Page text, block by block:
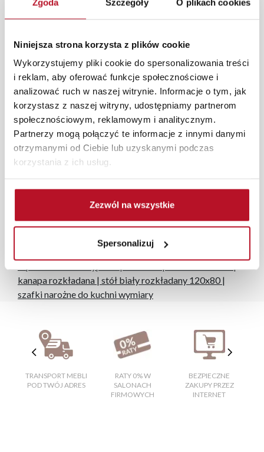
Zgoda Szczegóły O plikach cookies
Niniejsza strona korzysta z plików cookie
Wykorzystujemy pliki cookie do spersonalizowania treści
i reklam, aby oferować funkcje społecznościowe i
analizować ruch w naszej witrynie. Informacje o tym, jak
korzystasz z naszej witryny, udostępniamy partnerom
społecznościowym, reklamowym i analitycznym.
Partnerzy mogą połączyć te informacje z innymi danymi
otrzymanymi od Ciebie lub uzyskanymi podczas
korzystania z ich usług.
Zezwól na wszystkie
Spersonalizuj
świetnie komponuje się zarówno w codziennym
użytkowaniu, jak i podczas wyjątkowych okazji.
Każde zmówienie złożone w sklepie stacjonarnym
dostarczymy do 3 dni roboczych na terenie całej Polski.
W przypadku zamówień internetowych czas dostawy
wynosi do 5 dni roboczych, również na terenie całego
kraju. Wszystkie zamówienia powyżej 1000 zł
dostarczamy gratis niezależnie od miejsca złożenia
zamówienia.
Zdjęcia produktów mają charakter poglądowy.
monitora, rodzaju wyświetlacza i oświetlenia.
Popularne wyszukiwania:
duże szafy z lustrem
szafa przesuwna z lustrem na wymiar
kanapa rozkładana | stół biały rozkładany 120x80|
szafki narożne do kuchni wymiary
TRANSPORT MEBLI
POD TWÓJ ADRES
RATY 0% W
SALONACH
FIRMOWYCH
BEZPIECZNE
ZAKUPY PRZEZ
INTERNET